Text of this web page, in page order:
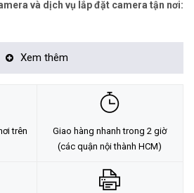
và dịch vụ lắp đặt camera tận nơi:
Xem thêm
trên
Giao hàng nhanh trong 2 giờ
(các quận nội thành HCM)